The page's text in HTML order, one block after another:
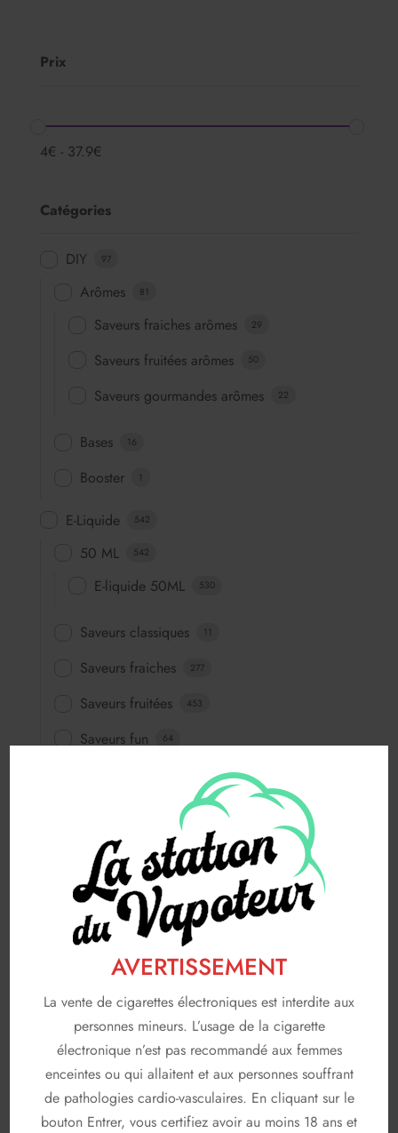
AVERTISSEMENT
La vente de cigarettes électroniques est interdite aux
personnes mineurs. L’usage de la cigarette
électronique n’est pas recommandé aux femmes
enceintes ou qui allaitent et aux personnes souffrant
de pathologies cardio-vasculaires. En cliquant sur le
bouton Entrer, vous certifiez avoir au moins 18 ans et
Prix
4€ - 37.9€
Catégories
DIY 97
Arômes 81
Saveurs fraiches arômes 29
Saveurs fruitées arômes 50
Saveurs gourmandes arômes 22
Bases 16
Booster 1
E-Liquide 542
50 ML 542
E-liquide 50ML 530
Saveurs classiques 11
Saveurs fraiches 277
Saveurs fruitées 453
Saveurs fun 64
83
A & L
AVAP 5
FRUIZEE 18
LIQUIDEO 68
SOLANA
T JUICE 3
Non classé 26
En stock